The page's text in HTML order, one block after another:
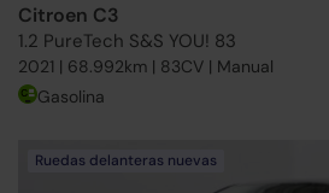
Citroen C3
1.2 PureTech S&S YOU! 83
2021 | 68.992km | 83CV | Manual
Gasolina
Ruedas delanteras nuevas